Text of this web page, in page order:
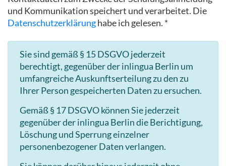
und Kommunikation speichert und verarbeitet. Die
Datenschutzerklärunghabe ich gelesen. *
Sie sind gemäß § 15 DSGVO jederzeit
berechtigt, gegenüber der inlingua Berlin um
umfangreiche Auskunftserteilung zu den zu
Ihrer Person gespeicherten Daten zu ersuchen.
Gemäß § 17 DSGVO können Sie jederzeit
gegenüber der inlingua Berlin die Berichtigung,
Löschung und Sperrung einzelner
personenbezogener Daten verlangen.